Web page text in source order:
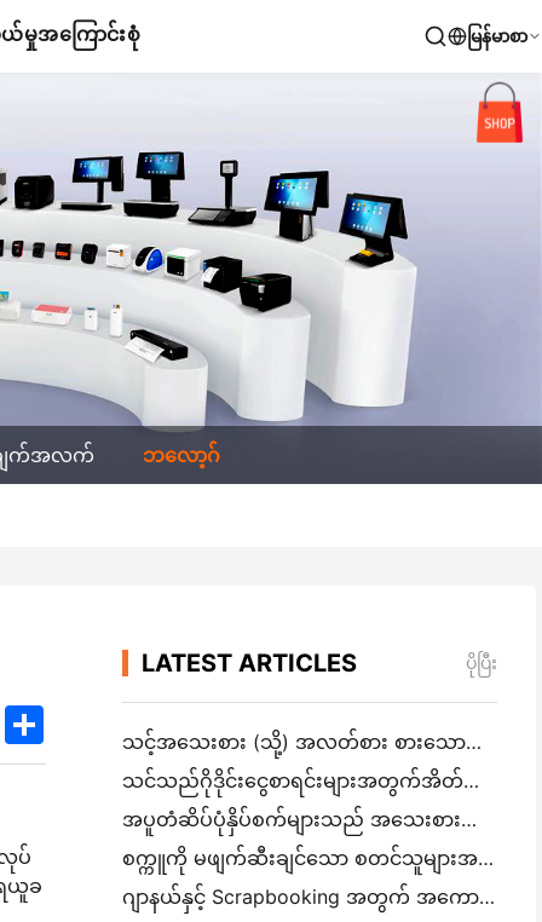
မှုအကြောင်းစုံ မြန်မာစာ
ျက်အလက် ဘလော့ဂ်
TwitterShare
ပ်
ယူခ
LATEST ARTICLES ပိုပြီး
သင့်အသေးစား (သို့) အလတ်စား စားသောက်ဆိုင်အတွက် မှန်ကန်သော စားသောက်ဆိုင် ဆော့ဝဲလ်ကို ဘယ်လိုရွေ
သင်သည်ဂိုဒိုင်းငွေစာရင်းများအတွက်အိတ်ဆောင် A4 ပုံနှိပ်စက်လိုအပ်သလား? တကယ်တော့ အလုပ်လုပ်တာက ဘာလဲ။
အပူတံဆိပ်ပုံနှိပ်စက်များသည် အသေးစားလုပ်ငန်းထုတ်ကုန်များအတွက် ရေစိုခံတံဆိပ်များကို ထုတ်လုပ
စက္ကူကို မဖျက်ဆီးချင်သော စတင်သူများအတွက် အကောင်းဆုံး ချက်ချင်း ကင်မရာ
ဂျာနယ်နှင့် Scrapbooking အတွက် အကောင်းဆုံး အရောင်တံဆိပ်ထုတ်လုပ်သူ: စာမျက်နှာတိုင်းတွင် အရောင်ပိုထ